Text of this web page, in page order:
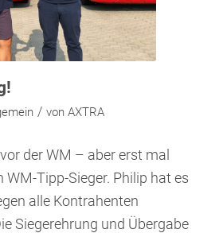
/ von AXTRA
der WM – aber erst mal
WM-Tipp-Sieger. Philip hat es
alle Kontrahenten
Siegerehrung und Übergabe